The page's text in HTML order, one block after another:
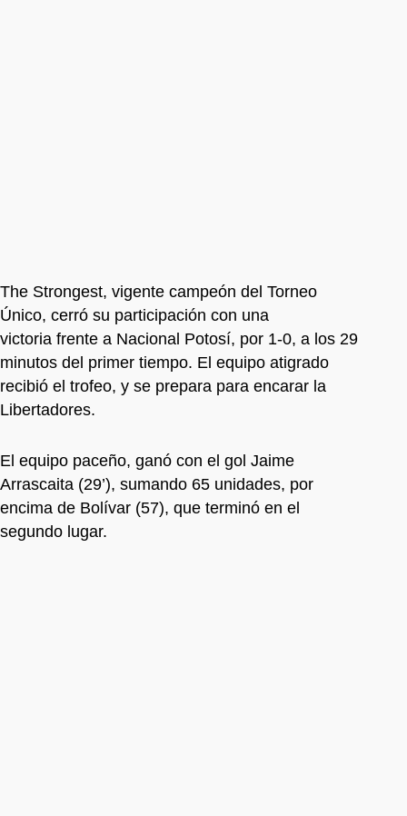
The Strongest, vigente campeón del Torneo
Único, cerró su participación con una
victoria frente a Nacional Potosí, por 1-0, a los 29
minutos del primer tiempo. El equipo atigrado
recibió el trofeo, y se prepara para encarar la
Libertadores.
El equipo paceño, ganó con el gol Jaime
Arrascaita (29’), sumando 65 unidades, por
encima de Bolívar (57), que terminó en el
segundo lugar.